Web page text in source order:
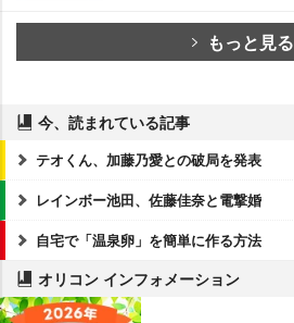
もっと見る
今、読まれている記事
テオくん、加藤乃愛との破局を発表
レインボー池田、佐藤佳奈と電撃婚
自宅で「温泉卵」を簡単に作る方法
オリコン インフォメーション